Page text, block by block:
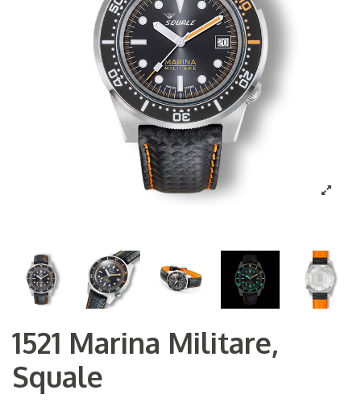
1521 Marina Militare,
Squale